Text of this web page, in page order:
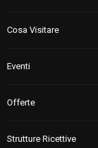
Cosa Visitare
Eventi
Offerte
Strutture Ricettive